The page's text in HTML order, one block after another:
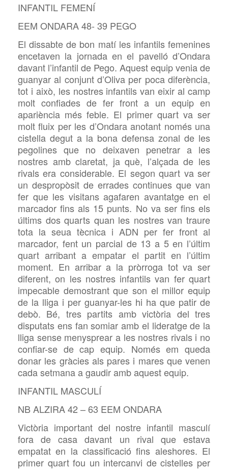
INFANTIL FEMENÍ
EEM ONDARA 48- 39 PEGO
El dissabte de bon matí les infantils femenines
encetaven la jornada en el pavelló d’Ondara
davant l’infantil de Pego. Aquest equip venia de
guanyar al conjunt d’Oliva per poca diferència,
tot i això, les nostres infantils van eixir al camp
molt confiades de fer front a un equip en
apariència més feble. El primer quart va ser
molt fluix per les d’Ondara anotant només una
cistella degut a la bona defensa zonal de les
pegolines que no deixaven penetrar a les
nostres amb claretat, ja què, l’alçada de les
rivals era considerable. El segon quart va ser
un despropòsit de errades continues que van
fer que les visitans agafaren avantatge en el
marcador fins als 15 punts. No va ser fins els
últims dos quarts quan les nostres van traure
tota la seua tècnica i ADN per fer front al
marcador, fent un parcial de 13 a 5 en l’últim
quart arribant a empatar el partit en l’últim
moment. En arribar a la pròrroga tot va ser
diferent, on les nostres infantils van fer quart
impecable demostrant que son el millor equip
de la lliga i per guanyar-les hi ha que patir de
debò. Bé, tres partits amb victòria del tres
disputats ens fan somiar amb el lideratge de la
lliga sense menysprear a les nostres rivals i no
confiar-se de cap equip. Només em queda
donar les gràcies als pares i mares que venen
cada setmana a gaudir amb aquest equip.
INFANTIL MASCULÍ
NB ALZIRA 42 – 63 EEM ONDARA
Victòria important del nostre infantil masculí
fora de casa davant un rival que estava
empatat en la classificació fins aleshores. El
primer quart fou un intercanvi de cistelles per